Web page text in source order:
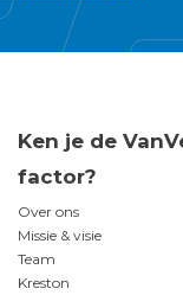
Ken je de
factor?
Over ons
Missie & visie
Team
Kreston